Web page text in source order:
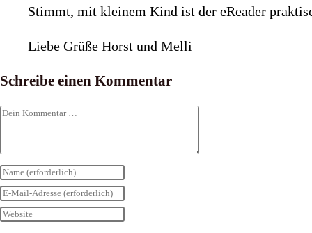
Stimmt, mit kleinem Kind ist der eReader
Liebe Grüße Horst und Melli
Schreibe einen Kommentar
Kommentar
Gib
deinen
Namen
Gib
deine
Gib